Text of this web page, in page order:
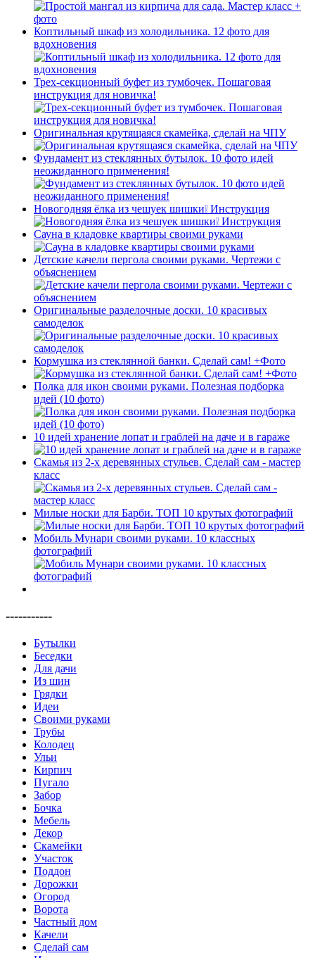
Коптильный шкаф из холодильника. 12 фото для
вдохновения
Трех-секционный буфет из тумбочек. Пошаговая
инструкция для новичка!
Оригинальная крутящаяся скамейка, сделай на ЧПУ
Фундамент из стеклянных бутылок. 10 фото идей
неожиданного применения!
Новогодняя ёлка из чешуек шишки❕ Инструкция
Сауна в кладовке квартиры своими руками
Детские качели пергола своими руками. Чертежи с
объяснением
Оригинальные разделочные доски. 10 красивых
самоделок
Кормушка из стеклянной банки. Сделай сам! +Фото
Полка для икон своими руками. Полезная подборка
идей (10 фото)
10 идей хранение лопат и граблей на даче и в гараже
Скамья из 2-х деревянных стульев. Сделай сам - мастер
класс
Милые носки для Барби. ТОП 10 крутых фотографий
Мобиль Мунари своими руками. 10 классных
фотографий
-----------
Бутылки
Беседки
Для дачи
Из шин
Грядки
Идеи
Своими руками
Трубы
Колодец
Ульи
Кирпич
Пугало
Забор
Бочка
Мебель
Декор
Скамейки
Участок
Поддон
Дорожки
Огород
Ворота
Частный дом
Качели
Сделай сам